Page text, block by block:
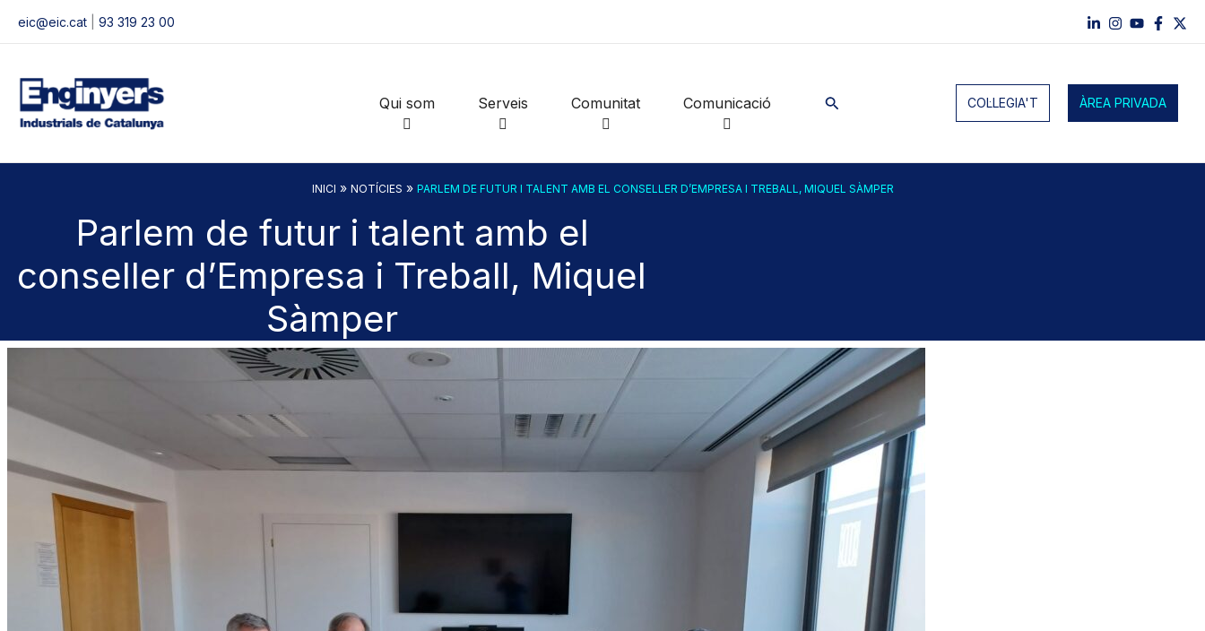
eic@eic.cat 93 319 23 00
Qui som Serveis Comunitat Comunicació Cerca COL·LEGIA'T ÀREA PRIVADA
INICI » NOTÍCIES » PARLEM DE FUTUR I TALENT AMB EL CONSELLER D’EMPRESA I TREBALL, MIQUEL SÀMPER
Parlem de futur i talent amb el
conseller d’Empresa i Treball, Miquel
Sàmper